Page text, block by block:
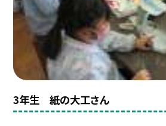
3年生 紙の大工さん